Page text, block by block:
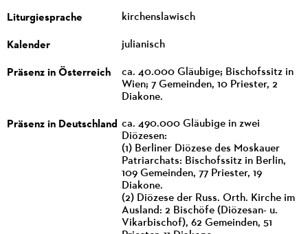
Liturgiesprache kirchenslawisch
Kalender julianisch
Präsenz in Österreich
ca. 40.000 Gläubige; Bischofssitz in
Wien; 7 Gemeinden, 10 Priester, 2
Diakone.
Präsenz in Deutschland ca. 490.000 Gläubige in zwei
Diözesen:
(1) Berliner Diözese des Moskauer
Patriarchats: Bischofssitz in Berlin,
109 Gemeinden, 77 Priester, 19
Diakone.
(2) Diözese der Russ. Orth. Kirche im
Ausland: 2 Bischöfe (Diözesan- u.
Vikarbischof), 62 Gemeinden, 51